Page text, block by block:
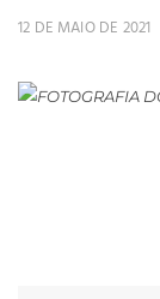
12 DE MAIO DE 2021